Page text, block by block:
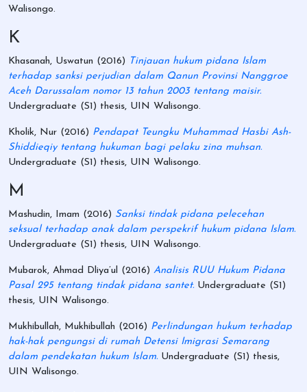
Walisongo.
K
Khasanah, Uswatun (2016) Tinjauan hukum pidana Islam
terhadap sanksi perjudian dalam Qanun Provinsi Nanggroe
Aceh Darussalam nomor 13 tahun 2003 tentang maisir.
Undergraduate (S1) thesis, UIN Walisongo.
Kholik, Nur (2016) Pendapat Teungku Muhammad Hasbi Ash-
Shiddieqiy tentang hukuman bagi pelaku zina muhsan.
Undergraduate (S1) thesis, UIN Walisongo.
M
Mashudin, Imam (2016) Sanksi tindak pidana pelecehan
seksual terhadap anak dalam perspekrif hukum pidana Islam.
Undergraduate (S1) thesis, UIN Walisongo.
Mubarok, Ahmad Dliya’ul (2016) Analisis RUU Hukum Pidana
Pasal 295 tentang tindak pidana santet. Undergraduate (S1)
thesis, UIN Walisongo.
Mukhibullah, Mukhibullah (2016) Perlindungan hukum terhadap
hak-hak pengungsi di rumah Detensi Imigrasi Semarang
dalam pendekatan hukum Islam. Undergraduate (S1) thesis,
UIN Walisongo.